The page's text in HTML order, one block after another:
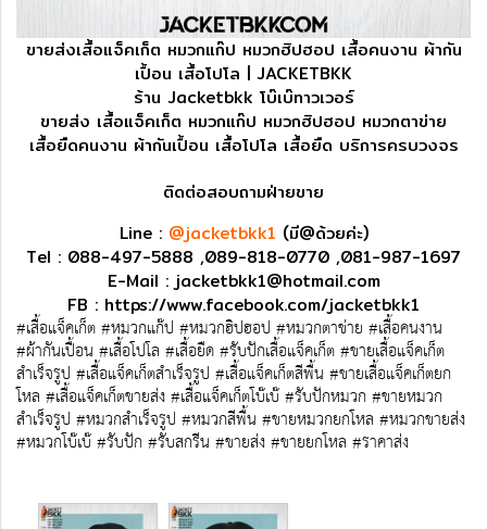
ขายส่งเสื้อแจ็คเก็ต หมวกแก๊ป หมวกฮิปฮอป เสื้อคนงาน ผ้ากัน
เปื้อน เสื้อโปโล | JACKETBKK
ร้าน Jacketbkk โบ๊เบ๊ทาวเวอร์
ขายส่ง เสื้อแจ็คเก็ต หมวกแก๊ป หมวกฮิปฮอป หมวกตาข่าย
เสื้อยืดคนงาน ผ้ากันเปื้อน เสื้อโปโล เสื้อยืด บริการครบวงจร
ติดต่อสอบถามฝ่ายขาย
Line : @jacketbkk1 (มี@ด้วยค่ะ)
Tel : 088-497-5888 ,089-818-0770 ,081-987-1697
E-Mail : jacketbkk1@hotmail.com
FB : https://www.facebook.com/jacketbkk1
#เสื้อแจ็คเก็ต #หมวกแก๊ป #หมวกฮิปฮอป #หมวกตาข่าย #เสื้อคนงาน
#ผ้ากันเปื้อน #เสื้อโปโล #เสื้อยืด #รับปักเสื้อแจ็คเก็ต #ขายเสื้อแจ็คเก็ต
สำเร็จรูป #เสื้อแจ็คเก็ตสำเร็จรูป #เสื้อแจ็คเก็ตสีพื้น #ขายเสื้อแจ็คเก็ตยก
โหล #เสื้อแจ็คเก็ตขายส่ง #เสื้อแจ็คเก็ตโบ๊เบ๊ #รับปักหมวก #ขายหมวก
สำเร็จรูป #หมวกสำเร็จรูป #หมวกสีพื้น #ขายหมวกยกโหล #หมวกขายส่ง
#หมวกโบ๊เบ๊ #รับปัก #รับสกรีน #ขายส่ง #ขายยกโหล #ราคาส่ง